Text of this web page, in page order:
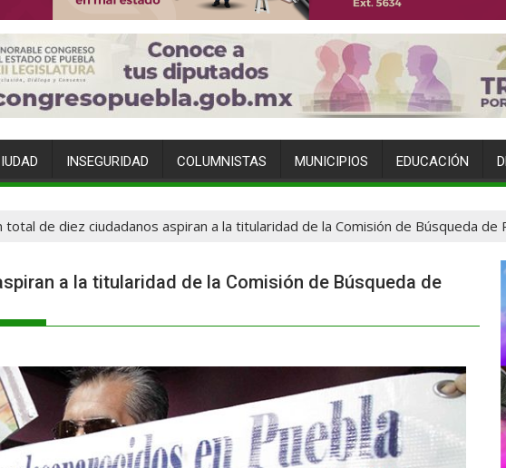
INSEGURIDAD COLUMNISTAS MUNICIPIOS EDUCACIÓN
total de diez ciudadanos aspiran a la titularidad de la Comisión de Búsqueda de
a la titularidad de la Comisión de Búsqueda de